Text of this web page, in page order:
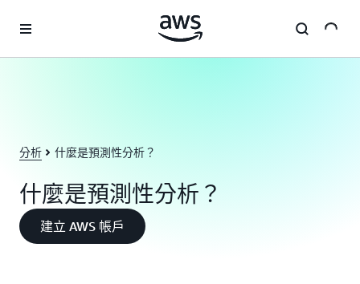
分析 什麼是預測性分析？
什麼是預測性分析？
建立 AWS 帳戶